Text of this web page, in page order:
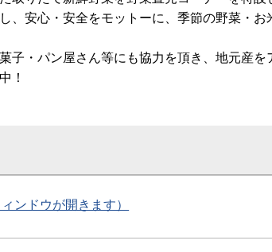
、安心・安全をモットーに、季節の野菜・
子・パン屋さん等にも協力を頂き、地元産を
！
ンドウが開きます）